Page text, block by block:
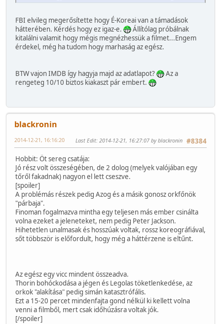
FBI elvileg megerősítette hogy É-Koreai van a támadások
hátterében. Kérdés hogy ez igaz-e.
Állítólag próbálnak
kitalálni valamit hogy mégis megnézhessük a filmet...Engem
érdekel, még ha tudom hogy marhaság az egész.
BTW vajon IMDB így hagyja majd az adatlapot?
Az a
rengeteg 10/10 biztos kiakaszt pár embert.
blackronin
#8384
2014-12-21, 16:16:20 Last Edit: 2014-12-21, 16:27:07 by blackronin
Hobbit: Öt sereg csatája:
Jó rész volt összeségében, de 2 dolog (melyek valójában egy
tőről fakadnak) nagyon el lett cseszve.
[spoiler]
A problémás részek pedig Azog és a másik gonosz orkfőnök
"párbaja".
Finoman fogalmazva mintha egy teljesen más ember csinálta
volna ezeket a jeleneteket, nem pedig Peter Jackson.
Hihetetlen unalmasak és hosszúak voltak, rossz koreográfiával,
sőt többször is előfordult, hogy még a háttérzene is eltűnt.
Az egész egy vicc mindent összeadva.
Thorin bohóckodása a jégen és Legolas töketlenkedése, az
orkok "alakítása" pedig simán katasztrófális.
Ezt a 15-20 percet mindenfajta gond nélkül ki kellett volna
venni a filmből, mert csak időhúzásra voltak jók.
[/spoiler]